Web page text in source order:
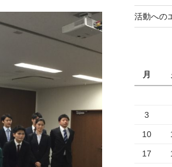
活動への
月
3
10
17